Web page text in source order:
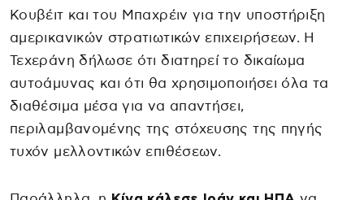
Κουβέιτ και του Μπαχρέιν για την υποστήριξη
αμερικανικών στρατιωτικών επιχειρήσεων. Η
Τεχεράνη δήλωσε ότι διατηρεί το δικαίωμα
αυτοάμυνας και ότι θα χρησιμοποιήσει όλα τα
διαθέσιμα μέσα για να απαντήσει,
περιλαμβανομένης της στόχευσης της πηγής
τυχόν μελλοντικών επιθέσεων.